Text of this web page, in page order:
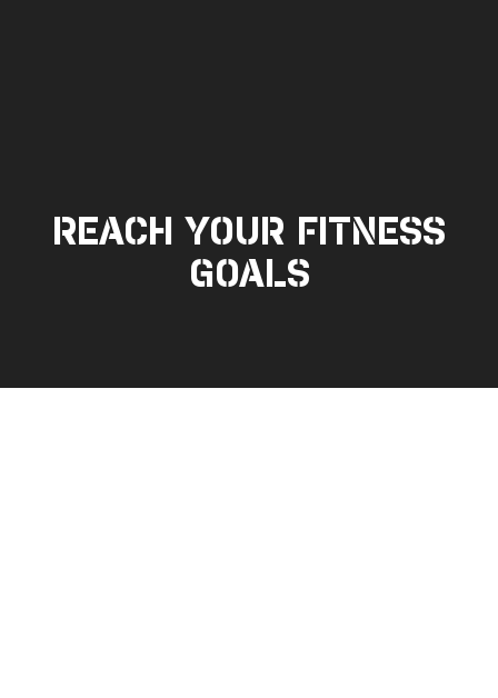
REACH YOUR FITNESS
GOALS